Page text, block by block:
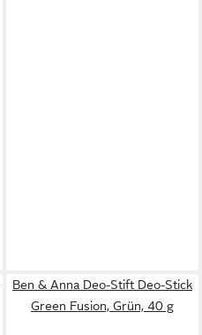
Ben & Anna Deo-Stift Deo-Stick
Green Fusion, Grün, 40 g